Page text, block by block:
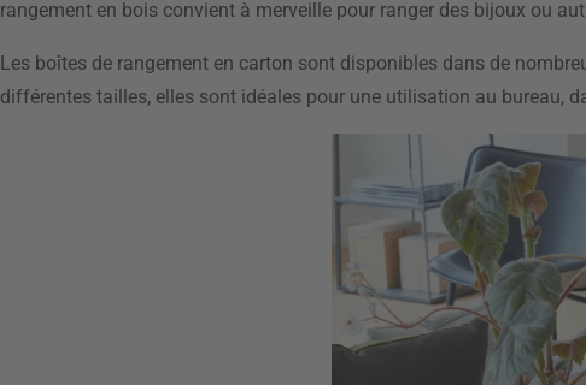
rangement en bois convient à merveille pour ranger des bijoux ou
Les boîtes de rangement en carton sont disponibles dans de
différentes tailles, elles sont idéales pour une utilisation au bureau,